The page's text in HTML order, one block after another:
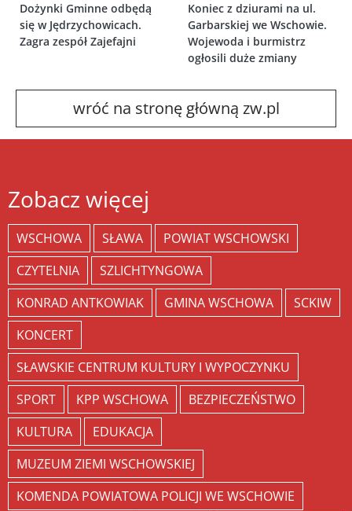
Dożynki Gminne odbędą
się w Jędrzychowicach.
Zagra zespół Zajefajni
Koniec z dziurami na ul.
Garbarskiej we Wschowie.
Wojewoda i burmistrz
ogłosili duże zmiany
wróć na stronę główną zw.pl
Zobacz więcej
WSCHOWA SŁAWA
POWIAT WSCHOWSKI
CZYTELNIA
SZLICHTYNGOWA
KONRAD ANTKOWIAK
GMINA WSCHOWA
SCKIW
KONCERT
SŁAWSKIE CENTRUM KULTURY I WYPOCZYNKU
SPORT
KPP WSCHOWA
BEZPIECZEŃSTWO
KULTURA
EDUKACJA
MUZEUM ZIEMI WSCHOWSKIEJ
KOMENDA POWIATOWA POLICJI WE WSCHOWIE